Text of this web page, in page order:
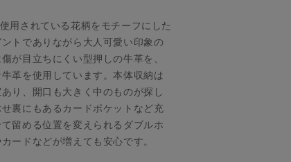
用されている花柄をモチーフにした
トでありながら大人可愛い印象の
が目立ちにくい型押しの牛革を、
革を使用しています。本体収納は
り、開口も大きく中のものが探し
裏にもあるカードポケットなど充
留める位置を変えられるダブルホ
ードなどが増えても安心です。